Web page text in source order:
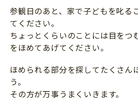
参観日のあと、家で子どもを叱る
てください。
ちょっとくらいのことには目をつ
をほめてあげてください。
ほめられる部分を探してたくさん
う。
その方が万事うまくいきます。